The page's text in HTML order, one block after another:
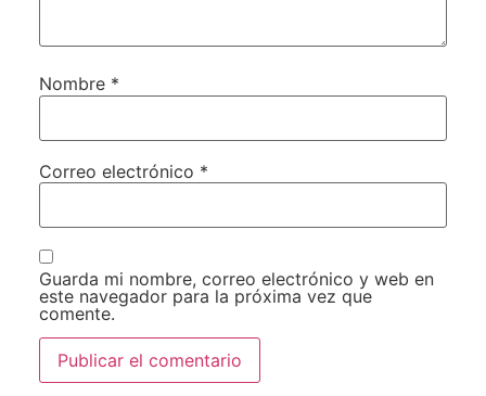
Nombre *
Correo electrónico *
Guarda mi nombre, correo electrónico y web en
este navegador para la próxima vez que
comente.